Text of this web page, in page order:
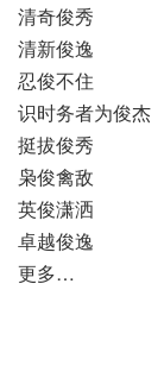
清奇俊秀
清新俊逸
忍俊不住
识时务者为俊杰
挺拔俊秀
枭俊禽敌
英俊潇洒
卓越俊逸
更多…